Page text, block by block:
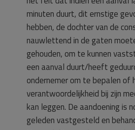
minuten duurt, dit ernstige
hebben, de dochter van de
nauwlettend in de gaten
gehouden, om te kunnen
een aanval duurt/heeft
ondernemer om te bepalen of
verantwoordelijkheid bij zijn
kan leggen. De aandoening is
geleden vastgesteld en